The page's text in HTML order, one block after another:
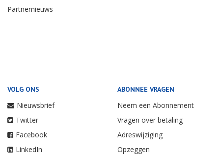
Partnernieuws
VOLG ONS
Nieuwsbrief
Twitter
Facebook
LinkedIn
ABONNEE VRAGEN
Neem een Abonnement
Vragen over betaling
Adreswijziging
Opzeggen